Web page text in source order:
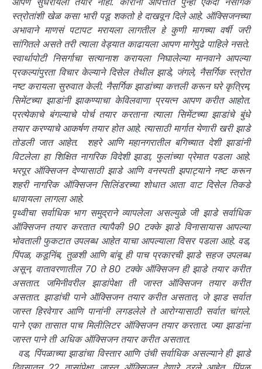
स्त्रोतांशी खेळ कसा भारी पडू शकतो हे दाखवून दिले आहे. ऑक्सिजनच्या
अभावाने माणसं पटापट मरायला लागतील हे कुणी मागच्या वर्षी जरी
सांगितले असते तरी त्याला वेड्यात काढायला आपण मागेपुढे पाहिले नसते.
स्वार्थापोटी निसर्गाचा सत्यानाश करायला निघालेल्या मानवाने आपल्या
प्रकल्पांपुरता विचार केल्याने दिसेल तेथील झाडे, जंगले, नैसर्गिक स्त्रोत
नष्ट करायला सुरुवात केली. नैसर्गिक झाडांच्या कत्तली करून घरे कृत्रिम,
सिमेंटच्या झाडांनी झाकण्याचा केविलवाणा प्रयत्न आपण करीत आहोत.
प्रत्येकाचे बंगल्याचे पोर्च तयार करताना त्याला सिमेंटच्या झाडांचे बुंधे
तयार करण्याचे आकर्षण तयार होत आहे. त्यासाठी मार्गात येणारी खरी झाडे
तोडली जात आहेत. शहरे आणि महानगरातील बगिच्यात देशी झाडांनी
विटलेला हा शिक्षित नागरिक विदेशी झाडा, फुलांच्या प्रेमात पडला आहे.
भरपूर ऑक्सिजन देण्यासाठी झाडे आणि वनस्पती झपाट्याने नष्ट करून
शहरी नागरिक ऑक्सिजन सिलिंडरच्या शोधात आता वाट दिसेल तिकडे
धावायला लागला आहे.
पृथ्वीचा सर्वाधिक भाग समुद्राने व्यापलेला असल्युळे जी झाडे सर्वाधिक
ऑक्सिजन तयार करतात त्यापैकी 90 टक्के झाडे विनासायास आपल्या
भोवताली फुकटात उपलब्ध आहेत याचा आपल्याला विसर पडला आहे. वड,
पिंपळ, कडूनिंब, तुळशी आणि बांबू ही पाच प्रकारची झाडे सहज उपलब्ध
असून, वातावरणातील 70 ते 80 टक्के ऑक्सिजन ही झाडे तयार करीत
असतात. जमिनीवरील झाडांपेक्षा ती जास्त ऑक्सिजन तयार करीत
असतात. झाडांची पाने ऑक्सिजन तयार करीत असतात, जे झाड सर्वात
जास्त हिरवेगार आणि पानांनी लगडलेले ते आरोग्यासाठी सर्वात चांगले.
पाने एका तासात पाच मिलीलिटर ऑक्सिजन तयार करतात. ज्या झाडांना
जास्त पाने ती अधिक ऑक्सिजन तयार करीत असतात.
वड, पिंपळाच्या झाडांचा विस्तार आणि उंची सर्वाधिक असल्याने ही झाडे